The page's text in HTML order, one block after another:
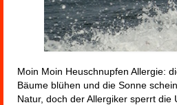
Moin Moin Heuschnupfen Allergie:
Bäume blühen und die Sonne
Natur, doch der Allergiker sperrt die